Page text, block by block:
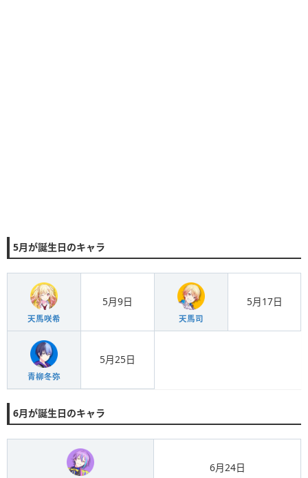
5月が誕生日のキャラ
天馬咲希
5月9日
天馬司
5月17日
青柳冬弥
5月25日
6月が誕生日のキャラ
6月24日